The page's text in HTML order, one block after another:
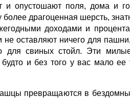
и опустошают поля, дома и
более драгоценная шерсть,
доходами и
оставляют ничего для
для свиных стойл. Эти
и без того у вас мало
превращаются в